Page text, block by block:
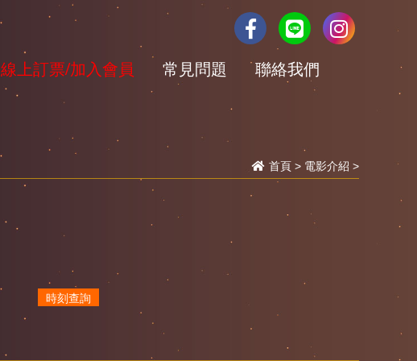
線上訂票/加入會員 常見問題 聯絡我們
首頁 > 電影介紹 >
時刻查詢